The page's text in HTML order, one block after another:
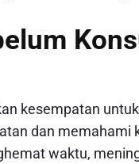
kesempatan
dan memahami
waktu,